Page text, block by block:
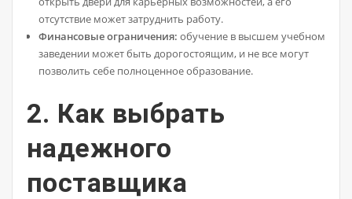
отсутствие может затруднить работу.
Финансовые ограничения: обучение в высшем учебном
заведении может быть дорогостоящим, и не все могут
позволить себе полноценное образование.
2. Как выбрать
надежного
поставщика